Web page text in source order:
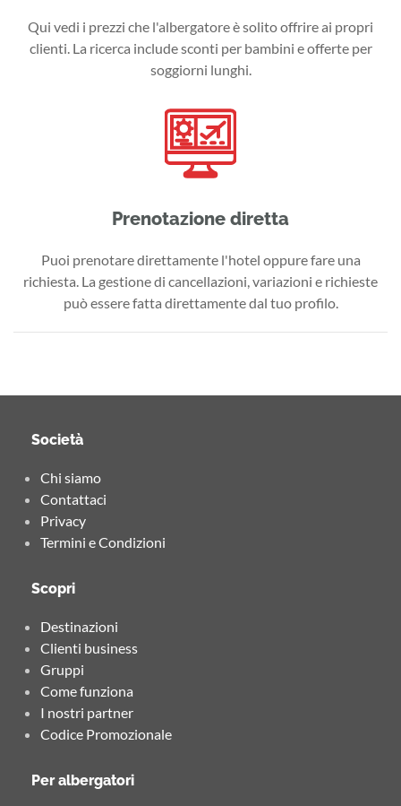
Qui vedi i prezzi che l'albergatore è solito offrire ai propri
clienti. La ricerca include sconti per bambini e offerte per
soggiorni lunghi.
Prenotazione diretta
Puoi prenotare direttamente l'hotel oppure fare una
richiesta. La gestione di cancellazioni, variazioni e richieste
può essere fatta direttamente dal tuo profilo.
Società
Chi siamo
Contattaci
Privacy
Termini e Condizioni
Scopri
Destinazioni
Clienti business
Gruppi
Come funziona
I nostri partner
Codice Promozionale
Per albergatori